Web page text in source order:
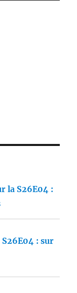
la S26E04 :
: sur